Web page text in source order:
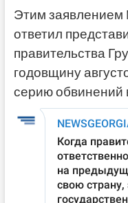
Этим
ответил
правительства
годовщину
серию обвинений